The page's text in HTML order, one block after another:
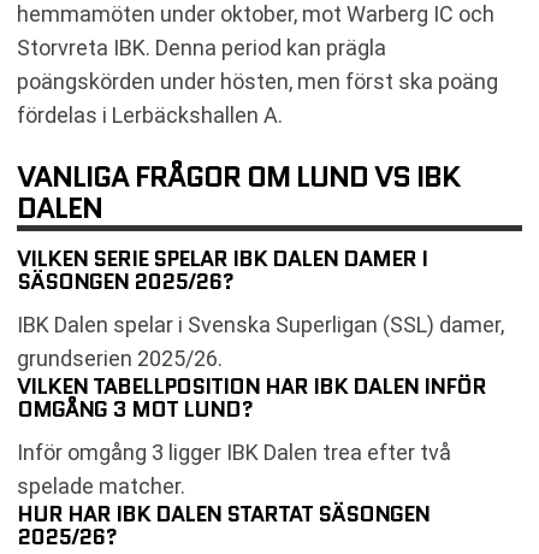
hemmamöten under oktober, mot Warberg IC och
Storvreta IBK. Denna period kan prägla
poängskörden under hösten, men först ska poäng
fördelas i Lerbäckshallen A.
VANLIGA FRÅGOR OM LUND VS IBK
DALEN
VILKEN SERIE SPELAR IBK DALEN DAMER I
SÄSONGEN 2025/26?
IBK Dalen spelar i Svenska Superligan (SSL) damer,
grundserien 2025/26.
VILKEN TABELLPOSITION HAR IBK DALEN INFÖR
OMGÅNG 3 MOT LUND?
Inför omgång 3 ligger IBK Dalen trea efter två
spelade matcher.
HUR HAR IBK DALEN STARTAT SÄSONGEN
2025/26?